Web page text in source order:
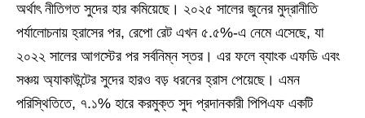
অর্থাৎ নীতিগত সুদের হার কমিয়েছে। ২০২৫ সালের জুনের মুদ্রানীতি
পর্যালোচনায় হ্রাসের পর, রেপো রেট এখন ৫.৫%-এ নেমে এসেছে, যা
২০২২ সালের আগস্টের পর সর্বনিম্ন স্তর। এর ফলে ব্যাংক এফডি এবং
সঞ্চয় অ্যাকাউন্টের সুদের হারও বড় ধরনের হ্রাস পেয়েছে। এমন
পরিস্থিতিতে, ৭.১% হারে করমুক্ত সুদ প্রদানকারী পিপিএফ একটি